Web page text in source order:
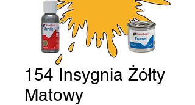
154 Insygnia Żółty
Matowy